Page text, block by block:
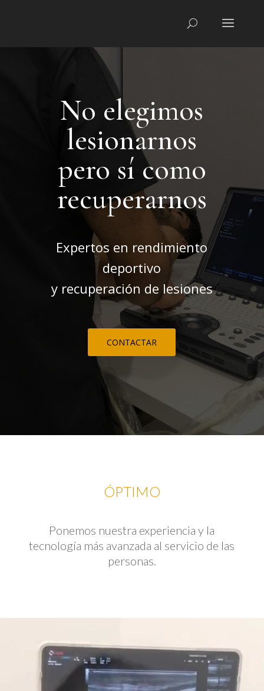
No elegimos
lesionarnos
pero sí como
recuperarnos
Expertos en rendimiento
deportivo
y recuperación de lesiones
CONTACTAR
ÓPTIMO
Ponemos nuestra experiencia y la
tecnología más avanzada al servicio de las
personas.